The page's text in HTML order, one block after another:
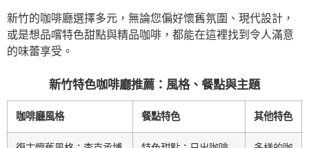
新竹的咖啡廳選擇多元，無論您偏好懷舊氛圍、現代設計，
或是想品嚐特色甜點與精品咖啡，都能在這裡找到令人滿意
的味蕾享受。
新竹特色咖啡廳推薦：風格、餐點與主題
咖啡廳風格 餐點特色 其他特色